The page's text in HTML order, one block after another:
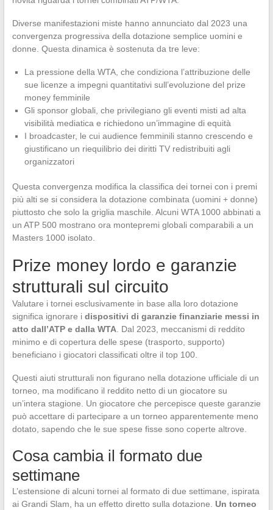
Diverse manifestazioni miste hanno annunciato dal 2023 una
convergenza progressiva della dotazione semplice uomini e
donne. Questa dinamica è sostenuta da tre leve:
La pressione della WTA, che condiziona l’attribuzione delle
sue licenze a impegni quantitativi sull’evoluzione del prize
money femminile
Gli sponsor globali, che privilegiano gli eventi misti ad alta
visibilità mediatica e richiedono un’immagine di equità
I broadcaster, le cui audience femminili stanno crescendo e
giustificano un riequilibrio dei diritti TV redistribuiti agli
organizzatori
Questa convergenza modifica la classifica dei tornei con i premi
più alti se si considera la dotazione combinata (uomini + donne)
piuttosto che solo la griglia maschile. Alcuni WTA 1000 abbinati a
un ATP 500 mostrano ora montepremi globali comparabili a un
Masters 1000 isolato.
Prize money lordo e garanzie
strutturali sul circuito
Valutare i tornei esclusivamente in base alla loro dotazione
significa ignorare i dispositivi di garanzie finanziarie messi in
atto dall’ATP e dalla WTA. Dal 2023, meccanismi di reddito
minimo e di copertura delle spese (trasporto, supporto)
beneficiano i giocatori classificati oltre il top 100.
Questi aiuti strutturali non figurano nella dotazione ufficiale di un
torneo, ma modificano il reddito netto di un giocatore su
un’intera stagione. Un giocatore che percepisce queste garanzie
può accettare di partecipare a un torneo apparentemente meno
dotato, sapendo che le sue spese fisse sono coperte altrove.
Cosa cambia il formato due
settimane
L’estensione di alcuni tornei al formato di due settimane, ispirata
ai Grandi Slam, ha un effetto diretto sulla dotazione. Un torneo